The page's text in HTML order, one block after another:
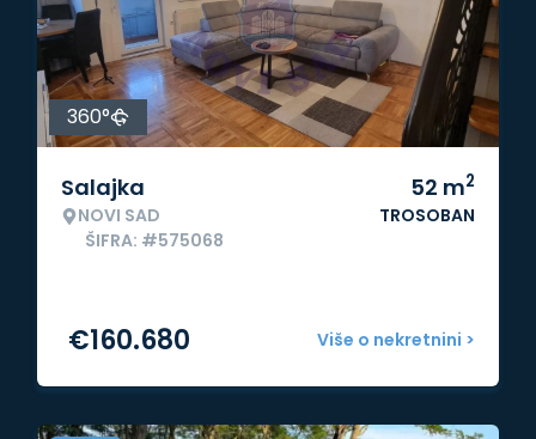
360°
Salajka
NOVI SAD
ŠIFRA: #575068
52 m2
TROSOBAN
Više o nekretnini >
€160.680